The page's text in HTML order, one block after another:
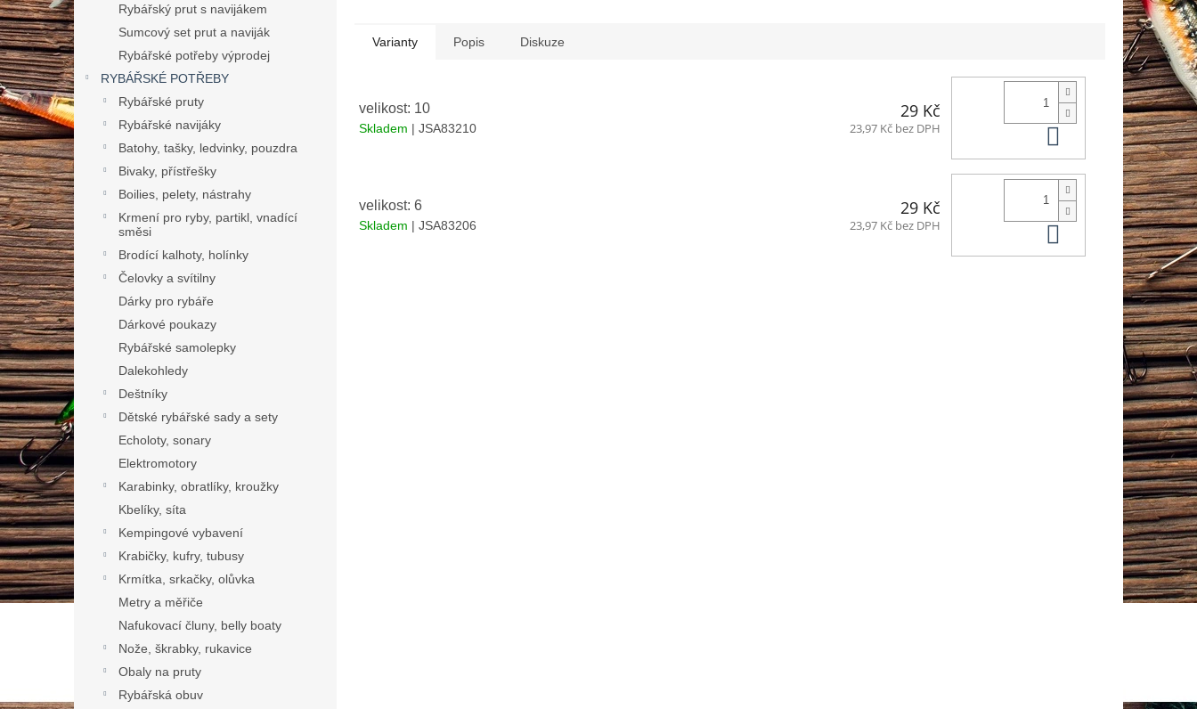
Rybářský prut s navijákem
Sumcový set prut a naviják
Rybářské potřeby výprodej
RYBÁŘSKÉ POTŘEBY
Rybářské pruty
Rybářské navijáky
Batohy, tašky, ledvinky, pouzdra
Bivaky, přístřešky
Boilies, pelety, nástrahy
Krmení pro ryby, partikl, vnadící
směsi
Brodící kalhoty, holínky
Čelovky a svítilny
Dárky pro rybáře
Dárkové poukazy
Rybářské samolepky
Dalekohledy
Deštníky
Dětské rybářské sady a sety
Echoloty, sonary
Elektromotory
Karabinky, obratlíky, kroužky
Kbelíky, síta
Kempingové vybavení
Krabičky, kufry, tubusy
Krmítka, srkačky, olůvka
Metry a měřiče
Nafukovací čluny, belly boaty
Nože, škrabky, rukavice
Obaly na pruty
Rybářská obuv
Varianty Popis Diskuze
velikost: 10
Skladem | JSA83210
29 Kč
23,97 Kč bez DPH Do košíku
velikost: 6
Skladem | JSA83206
29 Kč
23,97 Kč bez DPH Do košíku